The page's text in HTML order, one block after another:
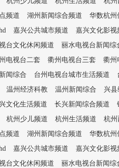
频道 湖州新闻综合频道
华数杭州
嘉兴公共城市频道
嘉兴文化影视
台文化休闲频道
丽水电视台新闻综
电视台二套 衢州电视台三套
衢州
闻综合 台州电视台城市生活频道
温州经济科教 温州新闻综合
兴
文化生活频道 长兴新闻综合频道
杭州少儿频道 杭州生活频道
杭州
频道 湖州新闻综合频道
华数杭州
嘉兴公共城市频道
嘉兴文化影视
台文化休闲频道
丽水电视台新闻综